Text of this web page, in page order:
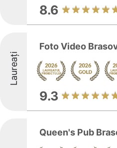
8.6
Laureați
Foto Video
9.3
Queen's Pub